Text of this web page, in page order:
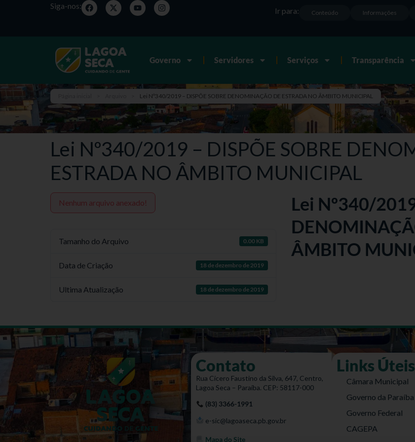
Siga-nos:
Informações
Conteúdo
Ir para:
Governo Servidores Serviços Transparência
Lei Nº340/2019 – DISPÕE SOBRE DENOMINAÇÃO DE ESTRADA NO ÂMBITO MUNICIPAL
Lei Nº340/2019 – DISPÕE SOBRE
ESTRADA NO ÂMBITO MUNICIPAL
Nenhum arquivo anexado!
Tamanho do Arquivo 0.00 KB
Data de Criação 18 de dezembro de 2019
Ultima Atualização 18 de dezembro de 2019
Lei Nº340/
ÂMBITO
Contato
Rua Cícero Faustino da Silva, 647, Centro,
Lagoa Seca – Paraíba. CEP: 58117-000
(83) 3366-1991
e-sic@lagoaseca.pb.gov.br
Mapa do Site
Links Úteis
Câmara Municipal
Governo da Paraíba
Governo Federal
CAGEPA